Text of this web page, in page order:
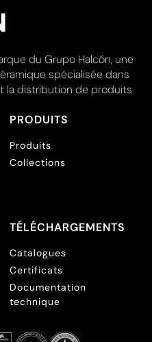
du Grupo Halcón, une
spécialisée dans
la distribution de produits
PRODUITS
Produits
Collections
TÉLÉCHARGEMENTS
Catalogues
Certificats
Documentation
technique